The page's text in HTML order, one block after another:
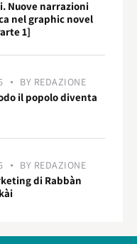
Nuove narrazioni
nel graphic novel
1]
BY REDAZIONE
il popolo diventa
BY REDAZIONE
di Rabbàn